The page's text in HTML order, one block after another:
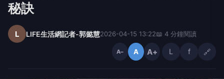
秘訣
L LIFE生活網記者-郭懿慧2026-04-15 13:22📖 4 分鐘閱讀
A− A A+ L f 🔗